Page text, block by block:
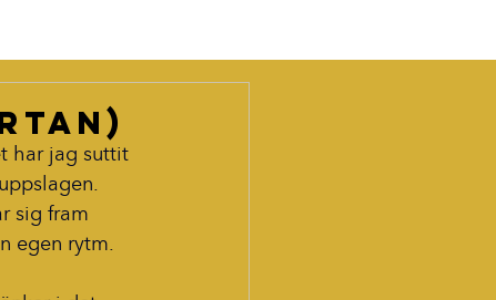
har jag suttit
sig fram
egen rytm.